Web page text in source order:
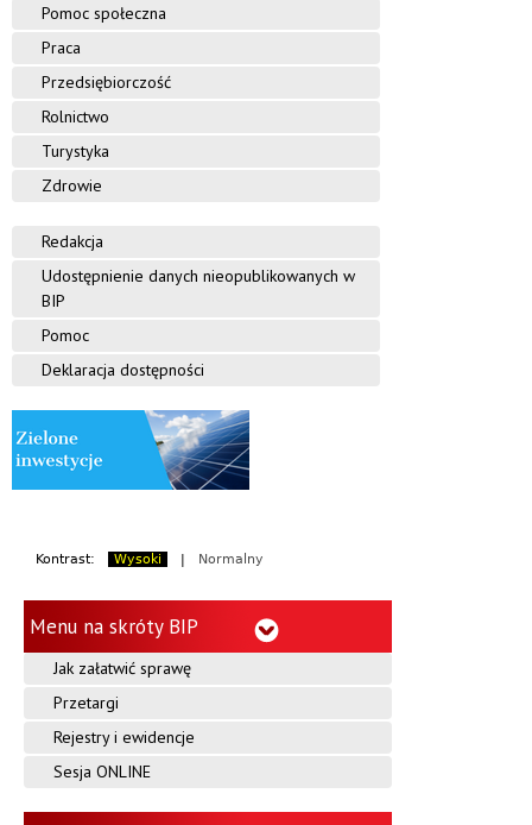
Pomoc społeczna
Praca
Przedsiębiorczość
Rolnictwo
Turystyka
Zdrowie
Redakcja
Udostępnienie danych nieopublikowanych w
BIP
Pomoc
Deklaracja dostępności
Kontrast: Wysoki | Normalny
Menu na skróty BIP
Jak załatwić sprawę
Przetargi
Rejestry i ewidencje
Sesja ONLINE